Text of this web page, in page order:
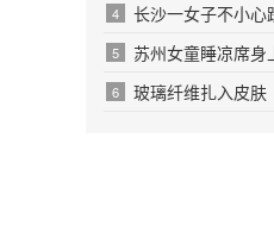
4 长沙一女子不小心跌倒发
5 苏州女童睡凉席身上扎满刺 皮肤扎
6 玻璃纤维扎入皮肤